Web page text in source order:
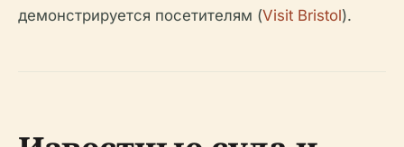
демонстрируется посетителям (Visit Bristol).